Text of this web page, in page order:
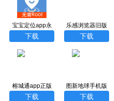
宝宝定位app永
久会员版
下载
乐感浏览器旧版
本
下载
榕城通app正版
下载
图新地球手机版
下载
下载